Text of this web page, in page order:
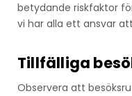
betydande riskfaktor
vi har alla ett ansvar
Tillfälliga
Observera att